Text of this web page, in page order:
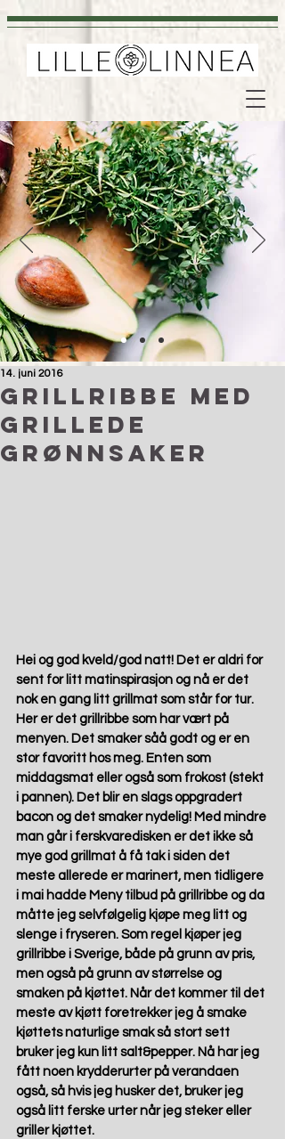
Grillribbe med
grillede
grønnsaker
14. juni 2016
Hei og god kveld/god natt! Det er aldri for
sent for litt matinspirasjon og nå er det
nok en gang litt grillmat som står for tur.
Her er det grillribbe som har vært på
menyen. Det smaker såå godt og er en
stor favoritt hos meg. Enten som
middagsmat eller også som frokost (stekt
i pannen). Det blir en slags oppgradert
bacon og det smaker nydelig! Med mindre
man går i ferskvaredisken er det ikke så
mye god grillmat å få tak i siden det
meste allerede er marinert, men tidligere
i mai hadde Meny tilbud på grillribbe og da
måtte jeg selvfølgelig kjøpe meg litt og
slenge i fryseren. Som regel kjøper jeg
grillribbe i Sverige, både på grunn av pris,
men også på grunn av størrelse og
smaken på kjøttet. Når det kommer til det
meste av kjøtt foretrekker jeg å smake
kjøttets naturlige smak så stort sett
bruker jeg kun litt salt&pepper. Nå har jeg
fått noen krydderurter på verandaen
også, så hvis jeg husker det, bruker jeg
også litt ferske urter når jeg steker eller
griller kjøttet.